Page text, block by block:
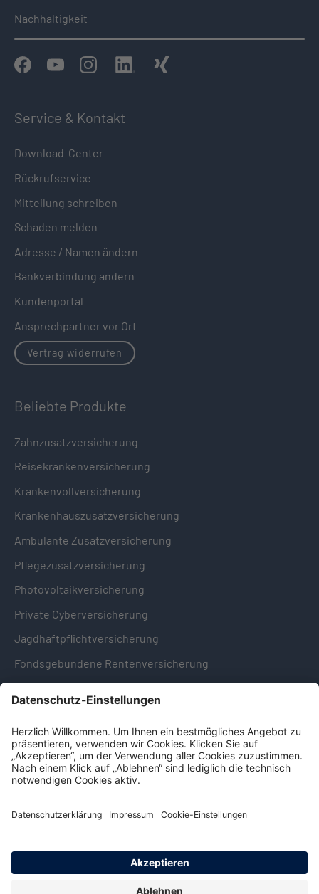
Nachhaltigkeit
Service & Kontakt
Download-Center
Rückrufservice
Mitteilung schreiben
Schaden melden
Adresse / Namen ändern
Bankverbindung ändern
Kundenportal
Ansprechpartner vor Ort
Vertrag widerrufen
Beliebte Produkte
Zahnzusatzversicherung
Reisekrankenversicherung
Krankenvollversicherung
Krankenhauszusatzversicherung
Ambulante Zusatzversicherung
Pflegezusatzversicherung
Photovoltaikversicherung
Private Cyberversicherung
Jagdhaftpflichtversicherung
Fondsgebundene Rentenversicherung
Hinweise & Informationen
Impressum
Datenschutz
Hinweisgebersystem -